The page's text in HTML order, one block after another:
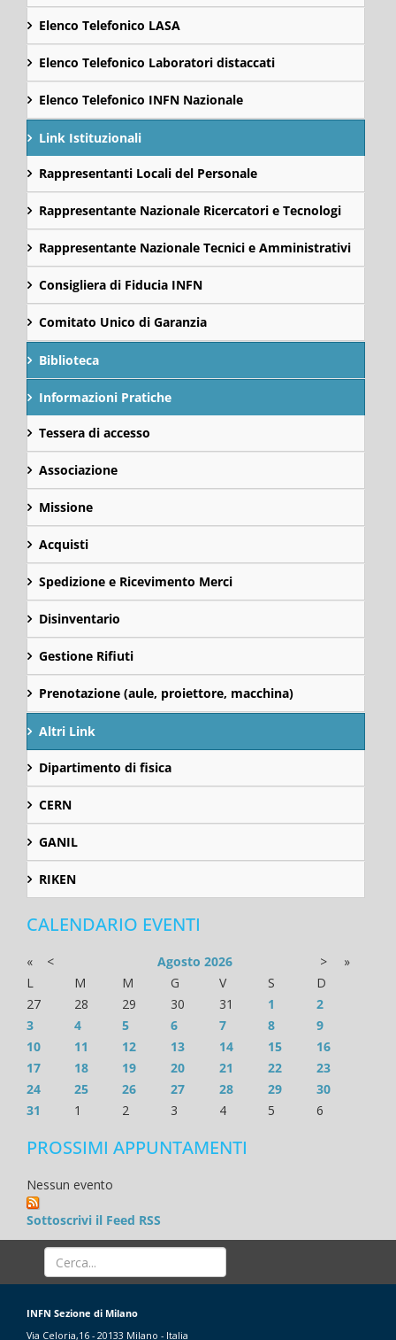
Elenco Telefonico LASA
Elenco Telefonico Laboratori distaccati
Elenco Telefonico INFN Nazionale
Link Istituzionali
Rappresentanti Locali del Personale
Rappresentante Nazionale Ricercatori e Tecnologi
Rappresentante Nazionale Tecnici e Amministrativi
Consigliera di Fiducia INFN
Comitato Unico di Garanzia
Biblioteca
Informazioni Pratiche
Tessera di accesso
Associazione
Missione
Acquisti
Spedizione e Ricevimento Merci
Disinventario
Gestione Rifiuti
Prenotazione (aule, proiettore, macchina)
Altri Link
Dipartimento di fisica
CERN
GANIL
RIKEN
CALENDARIO EVENTI
« < Agosto 2026 >
»
L
M M G V S
D
27
28 29 30 31 1
2
3
4 5 6 7 8
9
10
11 12 13 14 15
16
17
18 19 20 21 22
23
24
25 26 27 28 29
30
31
1 2 3 4 5 6
PROSSIMI APPUNTAMENTI
Nessun evento
Sottoscrivi il Feed RSS
INFN Sezione di Milano
Via Celoria,16 - 20133 Milano - Italia